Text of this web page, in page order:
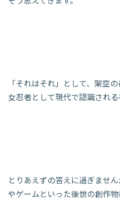
「それはそれ」として、架空
女忍者として現代で認識される
とりあえずの答えに過ぎませ
やゲームといった後世の創作